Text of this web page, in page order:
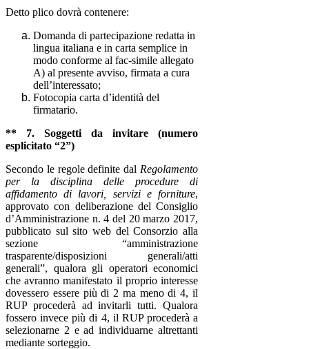
Detto plico dovrà contenere:
Domanda di partecipazione redatta in
lingua italiana e in carta semplice in
modo conforme al fac-simile allegato
A) al presente avviso, firmata a cura
dell’interessato;
Fotocopia carta d’identità del
firmatario.
** 7. Soggetti da invitare (numero
esplicitato “2”)
Secondo le regole definite dal Regolamento
per la disciplina delle procedure di
affidamento di lavori, servizi e forniture,
approvato con deliberazione del Consiglio
d’Amministrazione n. 4 del 20 marzo 2017,
pubblicato sul sito web del Consorzio alla
sezione “amministrazione
trasparente/disposizioni generali/atti
generali”, qualora gli operatori economici
che avranno manifestato il proprio interesse
dovessero essere più di 2 ma meno di 4, il
RUP procederà ad invitarli tutti. Qualora
fossero invece più di 4, il RUP procederà a
selezionarne 2 e ad individuarne altrettanti
mediante sorteggio.